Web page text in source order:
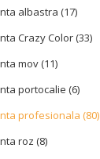
albastra (17)
Crazy Color (33)
mov (11)
portocalie (6)
profesionala (80)
roz (8)